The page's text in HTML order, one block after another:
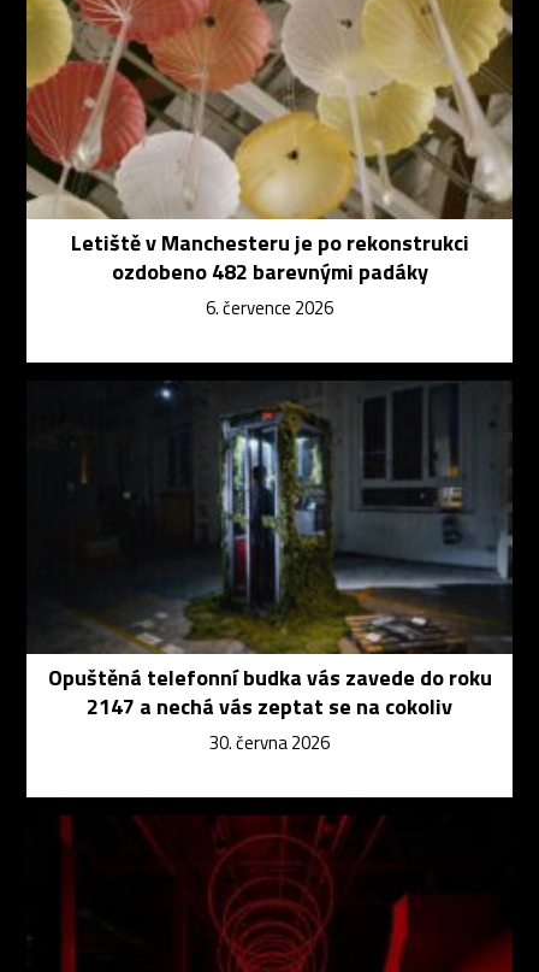
Letiště v Manchesteru je po rekonstrukci
ozdobeno 482 barevnými padáky
6. července 2026
Opuštěná telefonní budka vás zavede do roku
2147 a nechá vás zeptat se na cokoliv
30. června 2026